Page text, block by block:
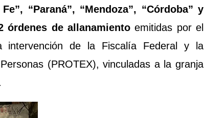
“Paraná”, “Mendoza”, “Córdoba” y
órdenes de allanamientoemitidas por el
de la Fiscalía Federal y la
(PROTEX), vinculadas a la granja